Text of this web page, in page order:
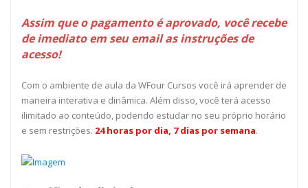
Assim que o pagamento é aprovado, você recebe
de imediato em seu email as instruções de
acesso!
Com o ambiente de aula da WFour Cursos você irá aprender de
maneira interativa e dinâmica. Além disso, você terá acesso
ilimitado ao conteúdo, podendo estudar no seu próprio horário
e sem restrições. 24 horas por dia, 7 dias por semana.